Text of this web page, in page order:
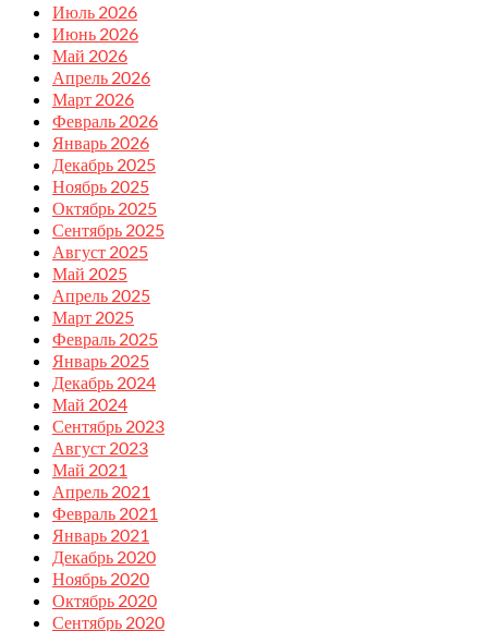
Июль 2026
Июнь 2026
Май 2026
Апрель 2026
Март 2026
Февраль 2026
Январь 2026
Декабрь 2025
Ноябрь 2025
Октябрь 2025
Сентябрь 2025
Август 2025
Май 2025
Апрель 2025
Март 2025
Февраль 2025
Январь 2025
Декабрь 2024
Май 2024
Сентябрь 2023
Август 2023
Май 2021
Апрель 2021
Февраль 2021
Январь 2021
Декабрь 2020
Ноябрь 2020
Октябрь 2020
Сентябрь 2020